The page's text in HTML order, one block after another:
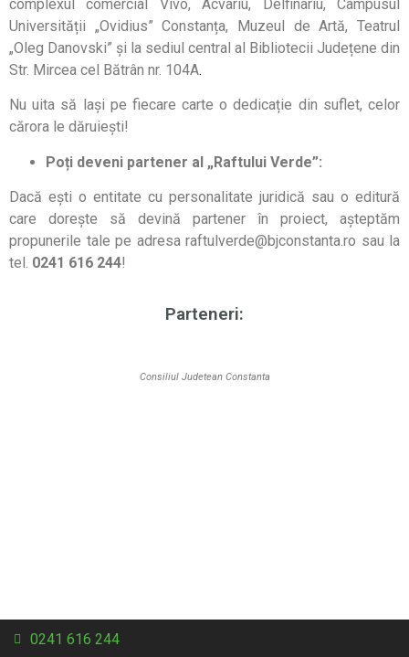
complexul comercial Vivo, Acvariu, Delfinariu, Campusul
Universității „Ovidius” Constanța, Muzeul de Artă, Teatrul
„Oleg Danovski” și la sediul central al Bibliotecii Județene din
Str. Mircea cel Bătrân nr. 104A.
Nu uita să lași pe fiecare carte o dedicație din suflet, celor
cărora le dăruiești!
Poți deveni partener al „Raftului Verde”:
Dacă ești o entitate cu personalitate juridică sau o editură
care dorește să devină partener în proiect, așteptăm
propunerile tale pe adresa raftulverde@bjconstanta.ro sau la
tel. 0241 616 244!
Parteneri:
Consiliul Judetean Constanta
0241 616 244